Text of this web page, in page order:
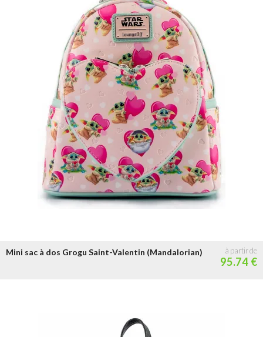
Mini sac à dos Grogu Saint-Valentin (Mandalorian)
95.74 €